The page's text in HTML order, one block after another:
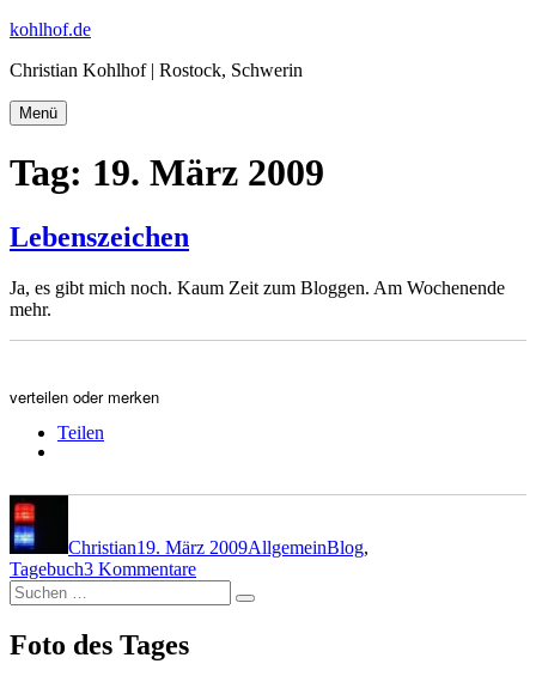
Zum
springen
kohlhof.de
Christian Kohlhof | Rostock, Schwerin
Menü
Tag: 19. März 2009
Lebenszeichen
Ja, es gibt mich noch. Kaum Zeit zum Bloggen. Am Wochenende
mehr.
verteilen oder merken
Teilen
Christian19. März 2009AllgemeinBlog,
Tagebuch3 Kommentarezu
Suchen
nach:
Suchen
Foto des Tages